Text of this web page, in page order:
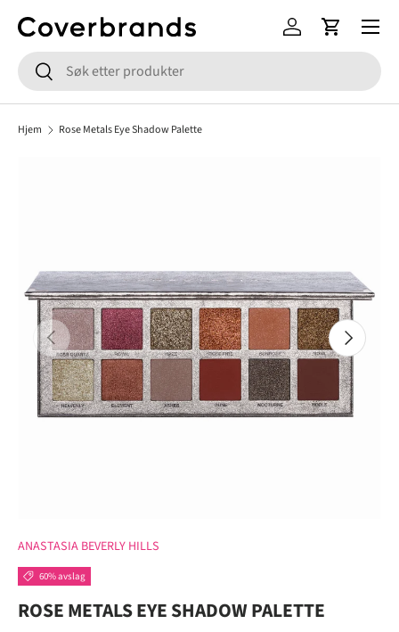
HOPP TIL INNHOLD
Søk
Søk
Logg innHandlekurv
Meny
Hjem Rose Metals Eye Shadow Palette
FORRIGE NESTE
ANASTASIA BEVERLY HILLS
60% avslag
ROSE METALS EYE SHADOW PALETTE